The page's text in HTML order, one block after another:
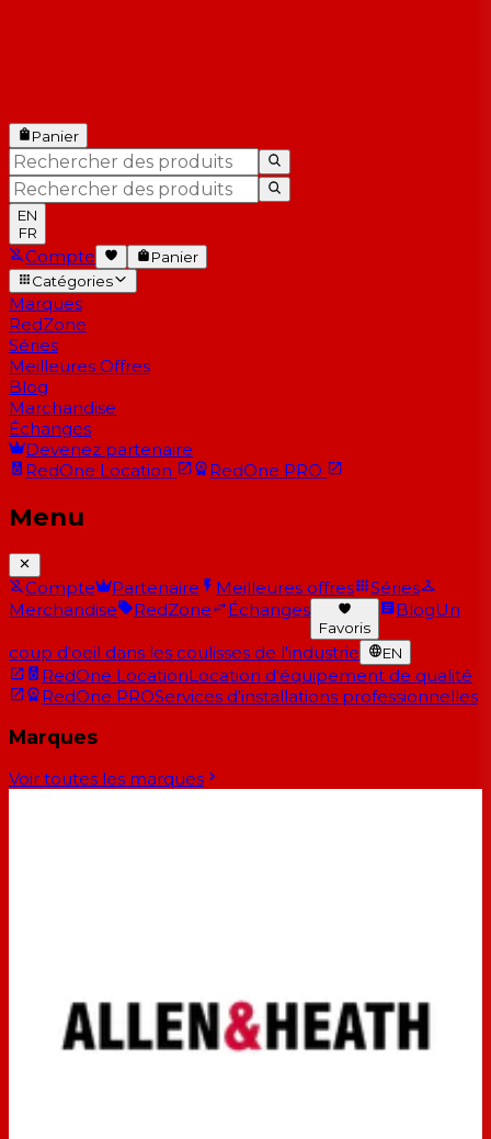
Panier
EN
FR
Compte
Panier
Catégories
Marques
RedZone
Séries
Meilleures Offres
Blog
Marchandise
Échanges
Devenez partenaire
RedOne Location RedOne PRO
Menu
Compte Partenaire Meilleures offres
Séries
Merchandise
RedZone Échanges
Favoris
BlogUn
coup d'oeil dans les coulisses de l'industrie EN
RedOne LocationLocation d'équipement de qualité
RedOne PROServices d'installations professionnelles
Marques
Voir toutes les marques